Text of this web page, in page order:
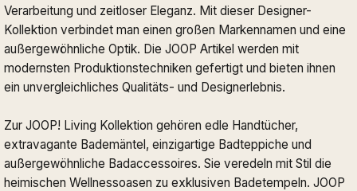
Verarbeitung und zeitloser Eleganz. Mit dieser Designer-
Kollektion verbindet man einen großen Markennamen und eine
außergewöhnliche Optik. Die JOOP Artikel werden mit
modernsten Produktionstechniken gefertigt und bieten ihnen
ein unvergleichliches Qualitäts- und Designerlebnis.
Zur JOOP! Living Kollektion gehören edle Handtücher,
extravagante Bademäntel, einzigartige Badteppiche und
außergewöhnliche Badaccessoires. Sie veredeln mit Stil die
heimischen Wellnessoasen zu exklusiven Badetempeln. JOOP